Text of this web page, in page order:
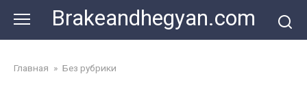
content
Brakeandhegyan.com
Главная » Без рубрики